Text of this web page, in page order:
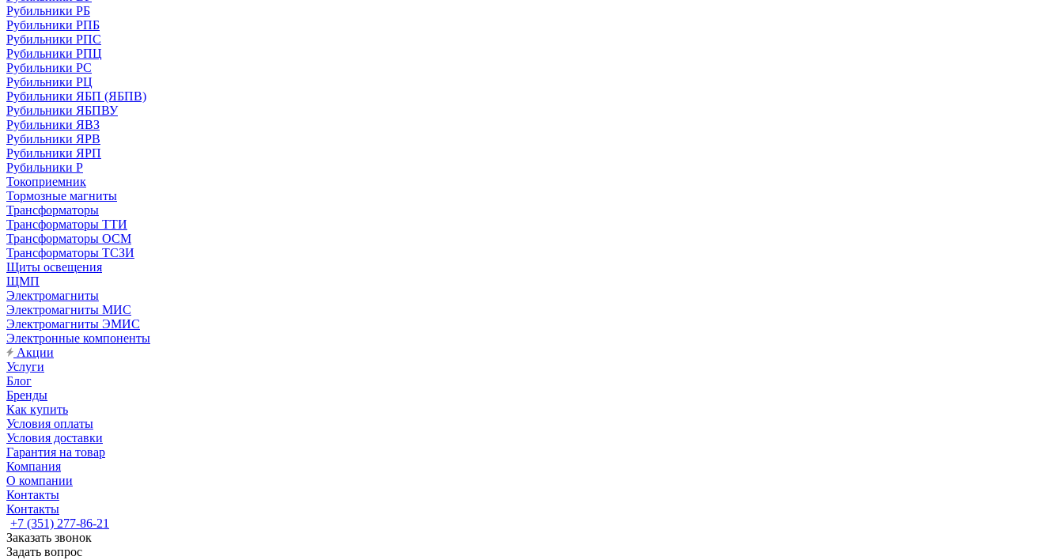
Рубильники РБ
Рубильники РПБ
Рубильники РПС
Рубильники РПЦ
Рубильники РС
Рубильники РЦ
Рубильники ЯБП (ЯБПВ)
Рубильники ЯБПВУ
Рубильники ЯВЗ
Рубильники ЯРВ
Рубильники ЯРП
Рубильники Р
Токоприемник
Тормозные магниты
Трансформаторы
Трансформаторы ТТИ
Трансформаторы ОСМ
Трансформаторы ТСЗИ
Щиты освещения
ЩМП
Электромагниты
Электромагниты МИС
Электромагниты ЭМИС
Электронные компоненты
Акции
Услуги
Блог
Бренды
Как купить
Условия оплаты
Условия доставки
Гарантия на товар
Компания
О компании
Контакты
Контакты
+7 (351) 277-86-21
Заказать звонок
Задать вопрос